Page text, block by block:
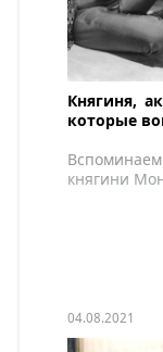
Княгиня,
которые
княгини
04.08.2021